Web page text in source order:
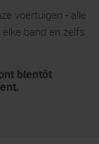
voertuigen - alle
band en zelfs
bientôt